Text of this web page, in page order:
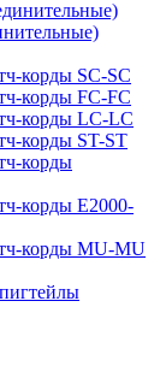
корды SC-SC
корды FC-FC
корды LC-LC
корды ST-ST
корды
корды E2000-
корды MU-MU